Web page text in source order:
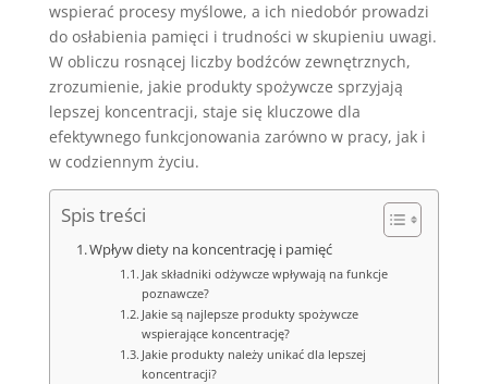
wspierać procesy myślowe, a ich niedobór prowadzi
do osłabienia pamięci i trudności w skupieniu uwagi.
W obliczu rosnącej liczby bodźców zewnętrznych,
zrozumienie, jakie produkty spożywcze sprzyjają
lepszej koncentracji, staje się kluczowe dla
efektywnego funkcjonowania zarówno w pracy, jak i
w codziennym życiu.
Spis treści
Wpływ diety na koncentrację i pamięć
Jak składniki odżywcze wpływają na funkcje
poznawcze?
Jakie są najlepsze produkty spożywcze
wspierające koncentrację?
Jakie produkty należy unikać dla lepszej
koncentracji?